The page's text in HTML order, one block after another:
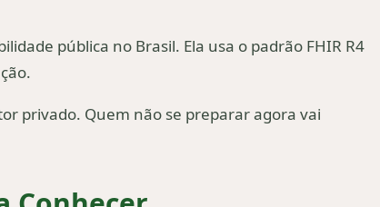
pública no Brasil. Ela usa o padrão FHIR R4
privado. Quem não se preparar agora vai